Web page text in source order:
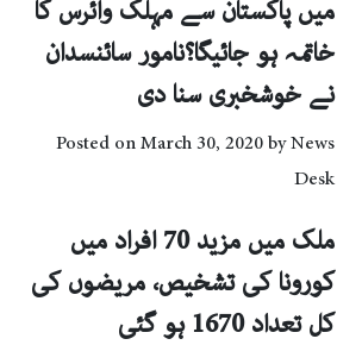
میں پاکستان سے مہلک وائرس کا
خاتمہ ہو جائیگا؟نامور سائنسدان
نے خوشخبری سنا دی
Posted onMarch 30, 2020byNews
Desk
ملک میں مزید 70 افراد میں
کورونا کی تشخیص، مریضوں کی
کل تعداد 1670 ہو گئی